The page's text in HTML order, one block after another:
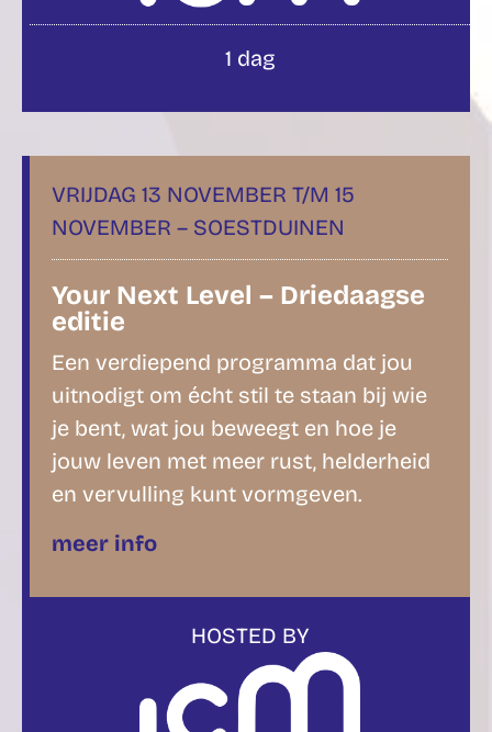
1 dag
VRIJDAG 13 NOVEMBER T/M 15
NOVEMBER – SOESTDUINEN
Your Next Level – Driedaagse
editie
Een verdiepend programma dat jou
uitnodigt om écht stil te staan bij wie
je bent, wat jou beweegt en hoe je
jouw leven met meer rust, helderheid
en vervulling kunt vormgeven.
meer info
HOSTED BY